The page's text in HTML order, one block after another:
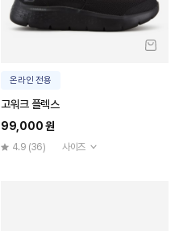
온라인 전용
고워크 플렉스
99,000 원
4.9 (36) 사이즈